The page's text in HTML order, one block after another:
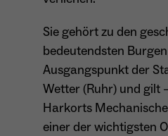
Laufzeit Ende der Sitzung
Zweck
Dieser Cookie
Besucher im
und die Rechte
Name _pk_ref.*
Anbieter Matomo
Sie gehört zu den
bedeutendsten
Ausgangspunkt der
Wetter (Ruhr) und gilt
Harkorts
einer der wichtigsten